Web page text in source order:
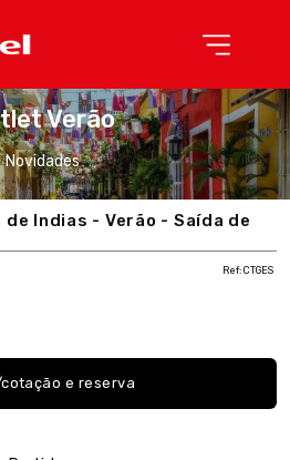
Verão
Novidades
Indias - Verão - Saída de
Ref: CTGES
e reserva